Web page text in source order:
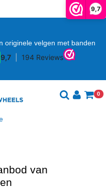
9,7
originele velgen met banden
0
van